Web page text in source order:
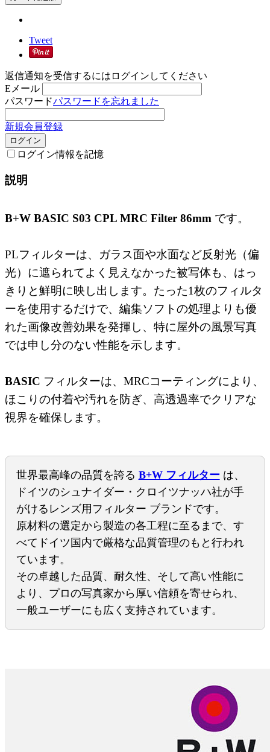
Tweet
返信通知を受信するにはログインしてください
Eメール
パスワードパスワードを忘れました
新規会員登録
ログイン
ログイン情報を記憶
説明
B+W BASIC S03 CPL MRC Filter 86mm です。
PLフィルターは、ガラス面や水面など反射光（偏
光）に遮られてよく見えなかった被写体も、はっ
きりと鮮明に映し出します。たった1枚のフィルタ
ーを使用するだけで、編集ソフトの処理よりも優
れた画像改善効果を発揮し、特に屋外の風景写真
では申し分のない性能を示します。
BASIC フィルターは、MRCコーティングにより、
ほこりの付着や汚れを防ぎ、高透過率でクリアな
視界を確保します。
世界最高峰の品質を誇る B+W フィルターは、
ドイツのシュナイダー・クロイツナッハ社が手
がけるレンズ用フィルター ブランドです。
原材料の選定から製造の各工程に至るまで、す
べてドイツ国内で厳格な品質管理のもと行われ
ています。
その卓越した品質、耐久性、そして高い性能に
より、プロの写真家から厚い信頼を寄せられ、
一般ユーザーにも広く支持されています。